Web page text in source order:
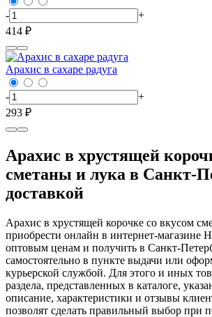
-
+
414 ₽
Арахис в сахаре радуга
-
+
293 ₽
Арахис в хрустящей
сметаны и лука в Санкт-
доставкой
Арахис в хрустящей корочке со вкусом
приобрести онлайн в интернет-магазине
оптовым ценам и получить в Санкт-
самостоятельно в пункте выдачи или
курьерской службой. Для этого и иных
раздела, представленных в каталоге,
описание, характеристики и отзывы
позволят сделать правильный выбор при